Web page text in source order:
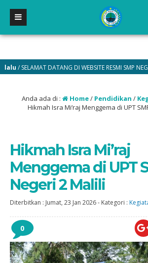
DATANG DI WEBSITE RESMI SMP NEGERI 2
Anda ada di : Home/ Pendidikan /
Hikmah Isra Mi’raj Menggema di UPT
Hikmah Isra Mi’raj
Menggema di UPT
Negeri 2 Malili
Diterbitkan : Jumat, 23 Jan 2026- Kategori :
0